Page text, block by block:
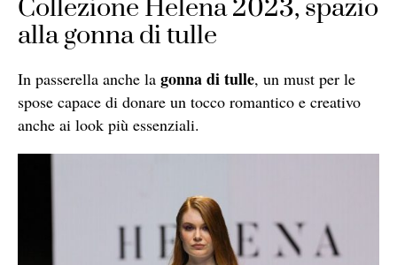
Collezione Helena 2023, spazio
alla gonna di tulle
In passerella anche la gonna di tulle, un must per le
spose capace di donare un tocco romantico e creativo
anche ai look più essenziali.